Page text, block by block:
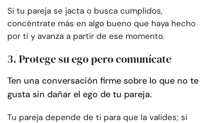
Si tu pareja se jacta o busca cumplidos,
concéntrate más en algo bueno que haya hecho
por ti y avanza a partir de ese momento.
3. Protege su ego pero comunícate
Ten una conversación firme sobre lo que no te
gusta sin dañar el ego de tu pareja.
Tu pareja depende de ti para que la valides; si